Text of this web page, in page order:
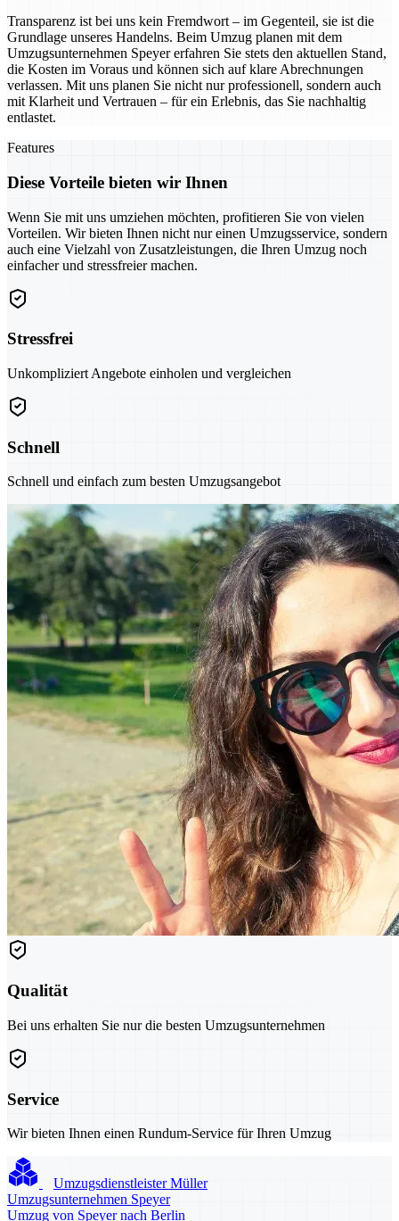
Transparenz ist bei uns kein Fremdwort – im Gegenteil, sie ist die
Grundlage unseres Handelns. Beim Umzug planen mit dem
Umzugsunternehmen Speyer erfahren Sie stets den aktuellen Stand,
die Kosten im Voraus und können sich auf klare Abrechnungen
verlassen. Mit uns planen Sie nicht nur professionell, sondern auch
mit Klarheit und Vertrauen – für ein Erlebnis, das Sie nachhaltig
entlastet.
Features
Diese Vorteile bieten wir Ihnen
Wenn Sie mit uns umziehen möchten, profitieren Sie von vielen
Vorteilen. Wir bieten Ihnen nicht nur einen Umzugsservice, sondern
auch eine Vielzahl von Zusatzleistungen, die Ihren Umzug noch
einfacher und stressfreier machen.
Stressfrei
Unkompliziert Angebote einholen und vergleichen
Schnell
Schnell und einfach zum besten Umzugsangebot
Qualität
Bei uns erhalten Sie nur die besten Umzugsunternehmen
Service
Wir bieten Ihnen einen Rundum-Service für Ihren Umzug
Umzugsdienstleister Müller
Umzugsunternehmen Speyer
Umzug von Speyer nach Berlin